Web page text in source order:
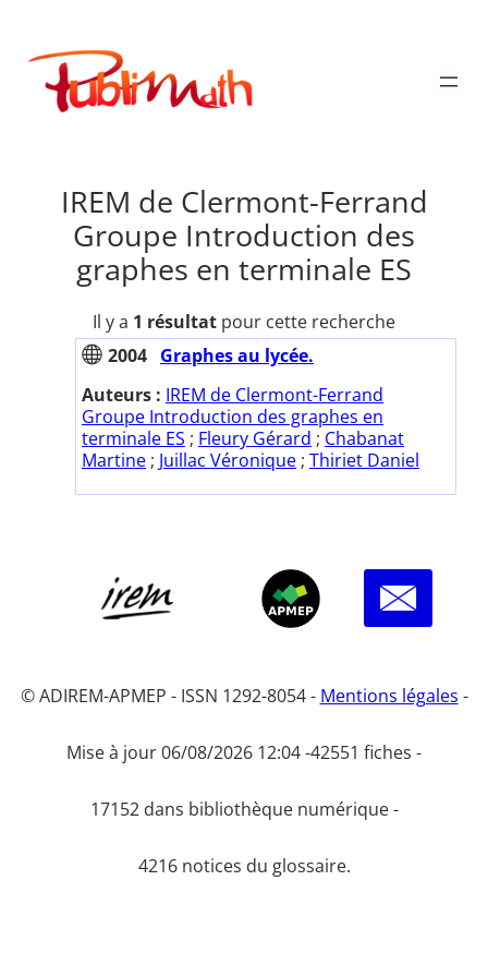
contenu
Publimath
IREM de Clermont-Ferrand
Groupe Introduction des
graphes en terminale ES
Il y a 1 résultat pour cette recherche
2004 Graphes au lycée.
Auteurs : IREM de Clermont-Ferrand
Groupe Introduction des graphes en
terminale ES ; Fleury Gérard ; Chabanat
Martine ; Juillac Véronique ; Thiriet Daniel
© ADIREM-APMEP - ISSN 1292-8054 - Mentions légales -
Mise à jour 06/08/2026 12:04 -42551 fiches -
17152 dans bibliothèque numérique -
4216 notices du glossaire.